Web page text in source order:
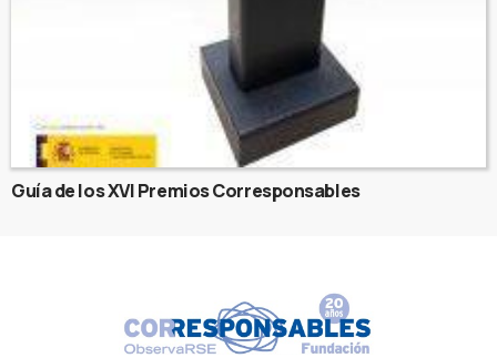
Guía de los XVI Premios Corresponsables